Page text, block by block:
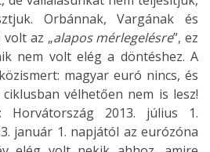
Orbánnak, Vargának és
volt az „alapos mérlegelésre”, ez
nem volt elég a döntéshez. A
magyar euró nincs, és
vélhetően nem is lesz!
Horvátország 2013. július 1.
január 1. napjától az eurózóna